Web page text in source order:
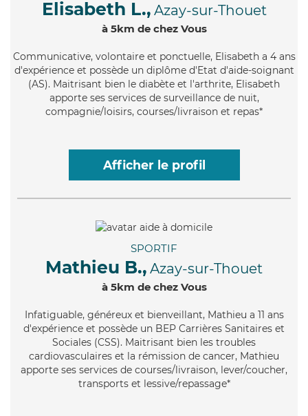
Elisabeth L., Azay-sur-Thouet
à 5km de chez Vous
Communicative, volontaire et ponctuelle, Elisabeth a 4 ans
d'expérience et possède un diplôme d'Etat d'aide-soignant
(AS). Maitrisant bien le diabète et l'arthrite, Elisabeth
apporte ses services de surveillance de nuit,
compagnie/loisirs, courses/livraison et repas*
Afficher le profil
SPORTIF
Mathieu B., Azay-sur-Thouet
à 5km de chez Vous
Infatiguable, généreux et bienveillant, Mathieu a 11 ans
d'expérience et possède un BEP Carrières Sanitaires et
Sociales (CSS). Maitrisant bien les troubles
cardiovasculaires et la rémission de cancer, Mathieu
apporte ses services de courses/livraison, lever/coucher,
transports et lessive/repassage*